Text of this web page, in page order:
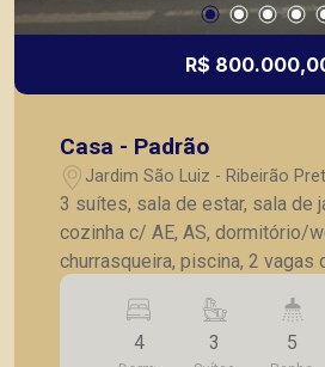
R$
Casa - Padrão
Jardim São Luiz - Ribeirão
3 suítes, sala de estar, sala de
cozinha c/ AE, AS, dormitório/
churrasqueira, piscina, 2 vagas
4 3 5